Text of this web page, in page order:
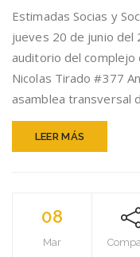
Estimadas Socias y
jueves 20 de junio del
auditorio del complejo
Nicolas Tirado #377
asamblea transversal
LEER MÁS
08
Mar